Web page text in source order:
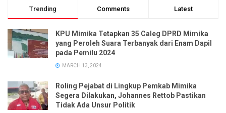
Trending Comments Latest
KPU Mimika Tetapkan 35 Caleg DPRD Mimika
yang Peroleh Suara Terbanyak dari Enam Dapil
pada Pemilu 2024
MARCH 13, 2024
Roling Pejabat di Lingkup Pemkab Mimika
Segera Dilakukan, Johannes Rettob Pastikan
Tidak Ada Unsur Politik